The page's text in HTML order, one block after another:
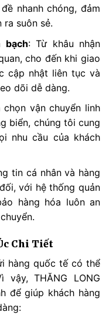
nhanh chóng, đảm
ra suôn sẻ.
bạch: Từ khâu nhận
cho đến khi giao
cập nhật liên tục và
dõi dễ dàng.
vận chuyển linh
biển, chúng tôi cung
nhu cầu của khách
tin cá nhân và hàng
với hệ thống quản
hàng hóa luôn an
Chi Tiết
hàng quốc tế có thể
THĂNG LONG
để giúp khách hàng